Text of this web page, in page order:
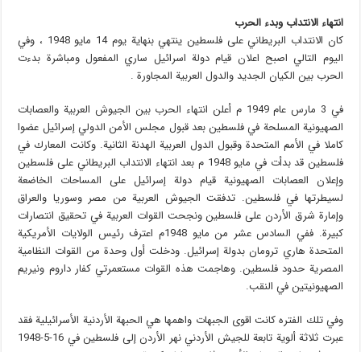
انتهاء الانتداب وبدء الحرب
كان الانتداب البريطاني على فلسطين ينتهي بنهاية يوم 14 مايو 1948 ، وفي
اليوم التالي اصبح اعلان قيام دولة اسرائيل ساري المفعول ومباشرة بدءت
الحرب بين الكيان الجديد والدول العربية المجاورة .
في 3 مارس عام 1949 م أعلن انتهاء الحرب بين الجيوش العربية والعصابات
الصهيونية المسلحة في فلسطين بعد قبول مجلس الأمن الدولي إسرائيل عضوا
كاملا في الأمم المتحدة وقبول الدول العربية الهدنة الثانية. وكانت المعارك في
فلسطين قد بدأت في مايو 1948 م بعد انتهاء الانتداب البريطاني على فلسطين
وإعلان العصابات الصهيونية قيام دولة إسرائيل على المساحات الخاضعة
لسيطرتها في فلسطين. تدفقت الجيوش العربية من مصر وسوريا والعراق
وإمارة شرق الأردن على فلسطين ونجحت القوات العربية في تحقيق انتصارات
كبيرة. ففي السادس عشر من مايو 1948م اعترف رئيس الولايات الأمريكية
المتحدة هاري ترومان بدولة إسرائيل. ودخلت أول وحدة من القوات النظامية
المصرية حدود فلسطين. وهاجمت هذه القوات مستعمرتي كفار داروم ونيريم
الصهيونيتين في النقب.
وفي تلك الفتره كانت اقوى الجبهات واهمها هي الحبهة الأردنية الأسرائيلية فقد
عبرت ثلاثة ألوية تابعة للجيش الأردني نهر الأردن إلى فلسطين في 16-5-1948